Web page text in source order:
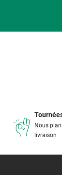
Nous
livraison